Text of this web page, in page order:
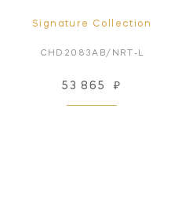
Signature Collection
CHD2083AB/NRT-L
53 865 ₽